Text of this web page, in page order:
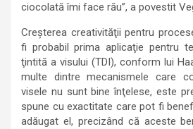
ciocolată îmi face rău”, a povestit
Creşterea creativităţii pentru
fi probabil prima aplicaţie pentru
ţintită a visului (TDI), conform lui
multe dintre mecanismele care
visele nu sunt bine înţelese, este
spune cu exactitate care pot fi
adăugat el, precizând că aceste